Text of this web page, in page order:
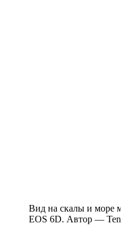
Вид на скалы и море
EOS 6D. Автор —